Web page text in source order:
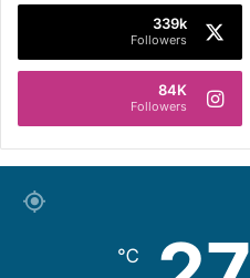
339k
Followers
84K
Followers
℃